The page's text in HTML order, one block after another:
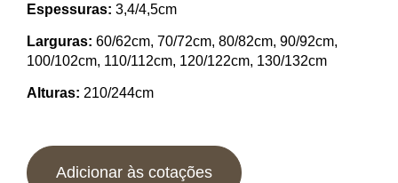
Espessuras: 3,4/4,5cm
Larguras: 60/62cm, 70/72cm, 80/82cm, 90/92cm,
100/102cm, 110/112cm, 120/122cm, 130/132cm
Alturas: 210/244cm
Adicionar às cotações